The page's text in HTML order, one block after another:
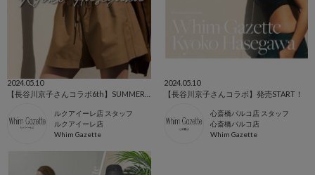
2024.05.10
ルクアイーレ店 スタッフ
ルクアイーレ店
Whim Gazette
2024.05.10
【長谷川京子さんコラボ】発売START！
心斎橋パルコ店 スタッフ
心斎橋パルコ店
Whim Gazette